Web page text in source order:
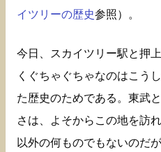
イツリーの歴史参照）。
今日、スカイツリー駅と押
くぐちゃぐちゃなのはこう
た歴史のためである。東武
さは、よそからこの地を訪
以外の何ものでもないのだ